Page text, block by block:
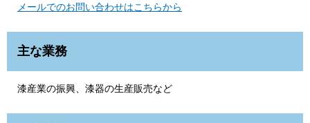
メールでのお問い合わせはこちらから
主な業務
漆産業の振興、漆器の生産販売など